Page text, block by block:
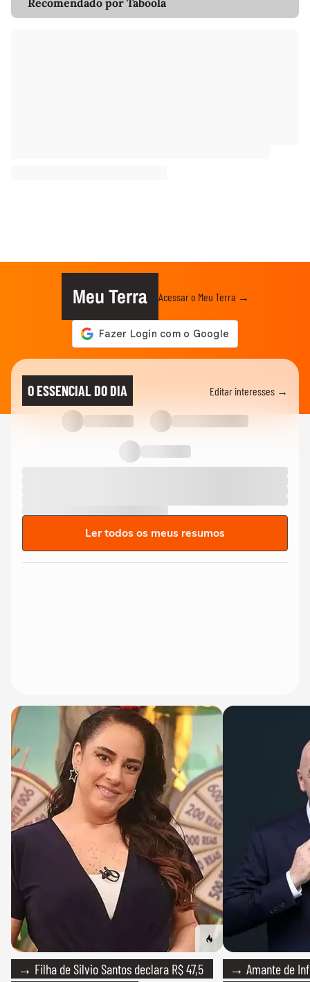
Meu Terra Acessar o Meu Terra →
O ESSENCIAL DO DIA Editar interesses →
Ler todos os meus resumos
→ Filha de Silvio Santos declara R$ 47,5
→ Amante de